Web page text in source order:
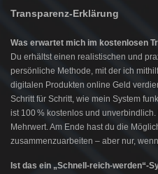
Transparenz-Erklärung
Was erwartet mich im kostenlosen
Du erhältst einen realistischen und
persönliche Methode, mit der ich
digitalen Produkten online Geld
Schritt für Schritt, wie mein System
ist 100 % kostenlos und
Mehrwert. Am Ende hast du die
zusammenzuarbeiten – aber nur,
Ist das ein „Schnell-reich-werden“-